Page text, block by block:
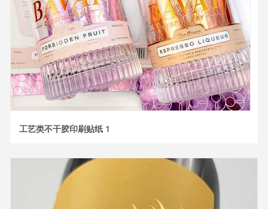
工艺类不干胶印刷贴纸 1